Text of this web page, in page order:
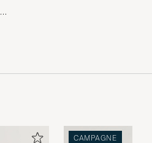
CAMPAGNE